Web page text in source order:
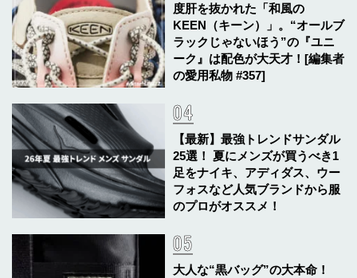
度肝を抜かれた「和風の
KEEN（キーン）」。“オールブ
ラックじゃないほう”の『ユニ
ーク』は配色が大天才！[編集者
の愛用私物 #357]
【最新】最強トレンドサンダル
25選！ 夏にメンズが買うべき1
足をナイキ、アディダス、ウー
フォスなど人気ブランドから服
のプロがオススメ！
大人な“黒バッグ”の大本命！